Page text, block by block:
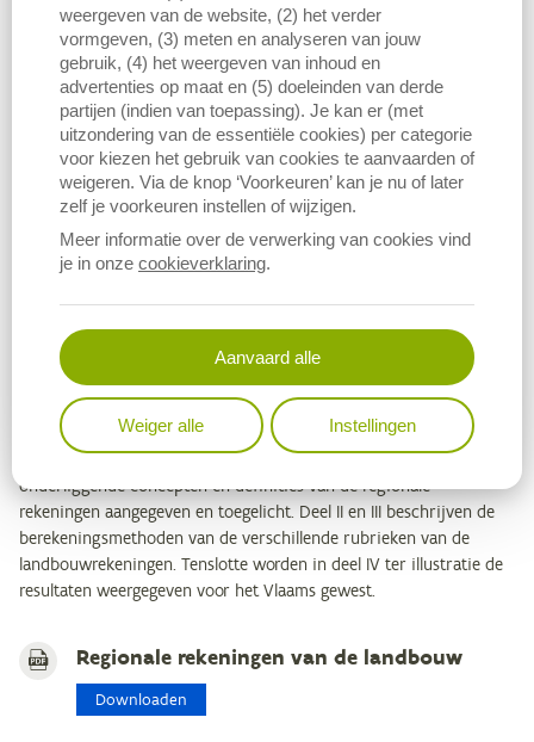
verdelingsoperatie (deel III). Tenslotte worden in deel IV
ter illustratie de resultaten weergegeven voor het
Vlaams gewest.
Met de landbouwrekeningen wordt beoogd de inkomensvorming
uit de economische activiteit op het gebied van de landbouw te
meten, te beschrijven en te analyseren. Er worden meerdere
termen gebruikt zoalseindproductiewaarde, intermediair verbruik,
bruto en netto toegevoegde waarde, arbeidsinkomen per
arbeidseenheid,…
Om de informatie die vanuit de afdeling Monitoring en Studie over
de landbouwrekeningen wordt verstrekt beter te kunnen
begrijpen, wordt in dit rapport post per post de conceptuele
inhoud en de berekeningswijze toegelicht.
Het rapport werd opgedeeld in 4 delen. In deel I worden de
onderliggende concepten en definities van de regionale
rekeningen aangegeven en toegelicht. Deel II en III beschrijven de
berekeningsmethoden van de verschillende rubrieken van de
landbouwrekeningen. Tenslotte worden in deel IV ter illustratie de
resultaten weergegeven voor het Vlaams gewest.
Regionale rekeningen van de landbouw
Downloaden
weergeven van de website, (2) het verder
vormgeven, (3) meten en analyseren van jouw
gebruik, (4) het weergeven van inhoud en
advertenties op maat en (5) doeleinden van derde
partijen (indien van toepassing). Je kan er (met
uitzondering van de essentiële cookies) per categorie
voor kiezen het gebruik van cookies te aanvaarden of
weigeren. Via de knop ‘Voorkeuren’ kan je nu of later
zelf je voorkeuren instellen of wijzigen.
Meer informatie over de verwerking van cookies vind
je in onze cookieverklaring.
Aanvaard alle
Weiger alle Instellingen